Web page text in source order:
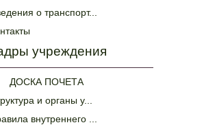
о транспорт...
учреждения
ДОСКА ПОЧЕТА
и органы у...
внутреннего ...